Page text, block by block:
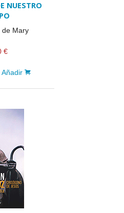
NUESTRO
de Mary
€
Añadir